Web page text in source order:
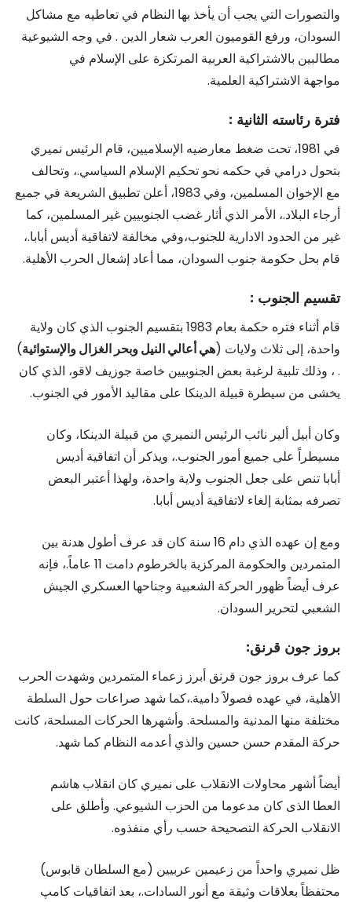
والتصورات التي يجب أن يأخذ بها النظام في تعاطيه مع مشاكل
السودان، ورفع القوميون العرب شعار الدين . في وجه الشيوعية
مطالبين بالاشتراكية العربية المرتكزة على الإسلام في
مواجهة الاشتراكية العلمية.
فترة رئاسته الثانية :
في 1981، تحت ضغط معارضيه الإسلاميين، قام الرئيس نميري
بتحول درامي في حكمه نحو تحكيم الإسلام السياسي.، وتحالف
مع الإخوان المسلمين، وفي 1983، أعلن تطبيق الشريعة في جميع
أرجاء البلاد.، الأمر الذي أثار غضب الجنوبيين غير المسلمين، كما
غير من الحدود الادارية للجنوب،وفي مخالفة لاتفاقية أديس أبابا.،
قام بحل حكومة جنوب السودان، مما أعاد إشعال الحرب الأهلية.
تقسيم الجنوب :
قام أثناء فتره حكمة بعام 1983 بتقسيم الجنوب الذي كان ولاية
واحدة، إلى ثلاث ولايات (هي أعالي النيل وبحر الغزال والإستوائية)
. ، وذلك تلبية لرغبة بعض الجنوبيين خاصة جوزيف لاقو، الذي كان
يخشى من سيطرة قبيلة الدينكا على مقاليد الأمور في الجنوب.
وكان أبيل ألير نائب الرئيس النميري من قبيلة الدينكا، وكان
مسيطراً على جميع أمور الجنوب.، ويذكر أن اتفاقية أديس
أبابا تنص على جعل الجنوب ولاية واحدة، ولهذا أعتبر البعض
تصرفه بمثابة إلغاء لاتفاقية أديس أبابا.
ومع إن عهده الذي دام 16 سنة كان قد عرف أطول هدنة بين
المتمردين والحكومة المركزية بالخرطوم دامت 11 عاماً.، فإنه
عرف أيضاً ظهور الحركة الشعبية وجناحها العسكري الجيش
الشعبي لتحرير السودان.
بروز جون قرنق:
كما عرف بروز جون قرنق أبرز زعماء المتمردين وشهدت الحرب
الأهلية، في عهده فصولاً دامية.،كما شهد صراعات حول السلطة
مختلفة منها المدنية والمسلحة. وأشهرها الحركات المسلحة، كانت
حركة المقدم حسن حسين والذي أعدمه النظام كما شهد.
أيضاً أشهر محاولات الانقلاب على نميري كان انقلاب هاشم
العطا الذى كان مدعوما من الحزب الشيوعي. وأطلق على
الانقلاب الحركة التصحيحة حسب رأي منفذوه.
ظل نميري واحداً من زعيمين عربيين (مع السلطان قابوس)
محتفظاً بعلاقات وثيقة مع أنور السادات.، بعد اتفاقيات كامپ